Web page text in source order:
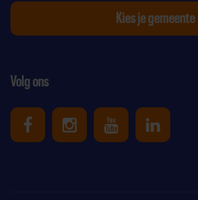
Volg ons
Uniek Sporten op
Uniek Sporten op
UniekUniek
Kies je gemeente